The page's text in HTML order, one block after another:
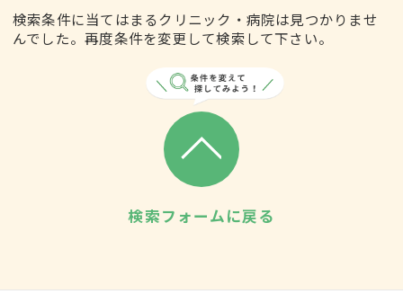
検索条件に当てはまるクリニック・病院は見つかりませ
んでした。再度条件を変更して検索して下さい。
検索フォームに戻る